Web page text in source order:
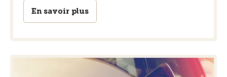
En savoir plus